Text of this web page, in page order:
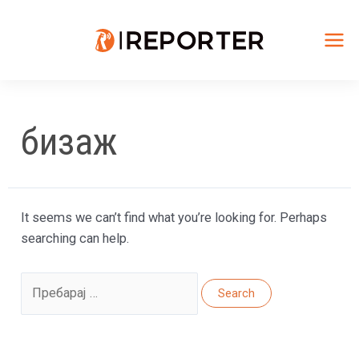
бизаж
It seems we can’t find what you’re looking for. Perhaps
searching can help.